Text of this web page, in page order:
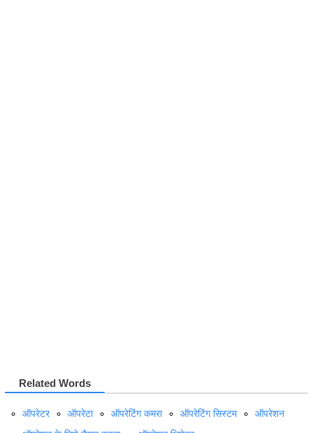
Related Words
ऑपरेटर ऑपरेटा ऑपरेटिंग कमरा ऑपरेटिंग सिस्टम
ऑपरेशन